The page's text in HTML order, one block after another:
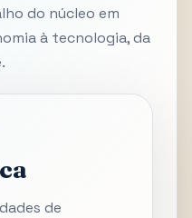
do núcleo em
à tecnologia, da
de